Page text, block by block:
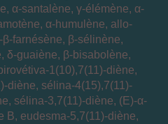
α-santal ène, γ-élémène, α-
ène, α-humul ène, allo-
β-farnésène, β-sélinène,
δ-guaiène, β-bisabol ène,
1(10),7(11)-diène,
diène, sélina-4(15),7(11)-
sélina-3,7(11)-diène, (E)-α-
B, eudesma-5,7(11)-diène,